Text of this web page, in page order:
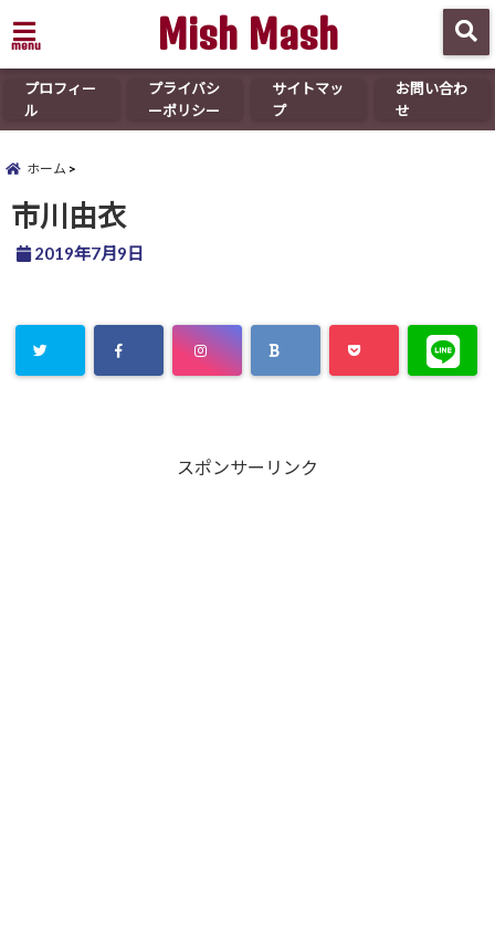
menu Mish Mash
プロフィー
ル
プライバシ
ーポリシー
サイトマッ
プ
お問い合わ
せ
ホーム
市川由衣
2019年7月9日
スポンサーリンク